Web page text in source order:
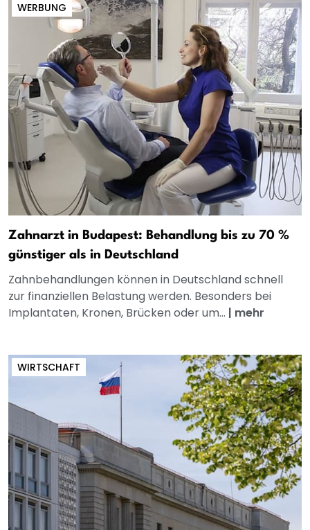
WERBUNG
Zahnarzt in Budapest: Behandlung bis zu 70 %
günstiger als in Deutschland
Zahnbehandlungen können in Deutschland schnell
zur finanziellen Belastung werden. Besonders bei
Implantaten, Kronen, Brücken oder um... | mehr
WIRTSCHAFT